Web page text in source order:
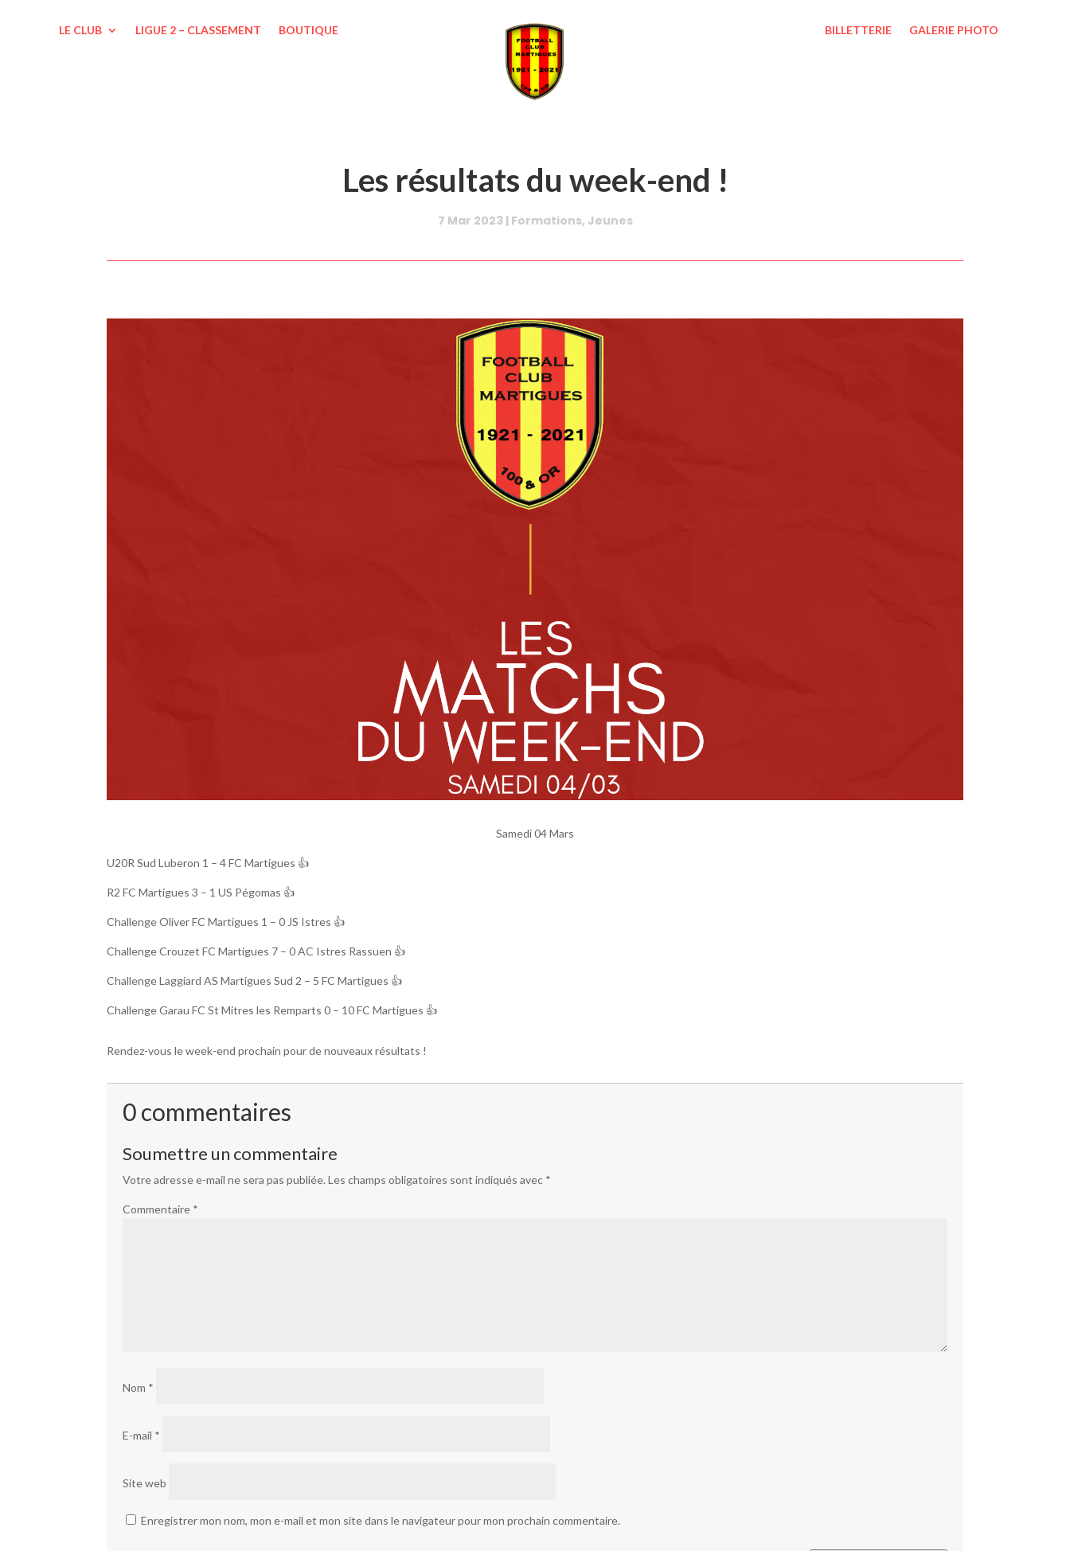
LE CLUB LIGUE 2 – CLASSEMENT BOUTIQUE BILLETTERIE GALERIE PHOTO
Les résultats du week-end !
7 Mar 2023 | Formations, Jeunes
Samedi 04 Mars
U20R Sud Luberon 1 – 4 FC Martigues 👍
R2 FC Martigues 3 – 1 US Pégomas 👍
Challenge Oliver FC Martigues 1 – 0 JS Istres 👍
Challenge Crouzet FC Martigues 7 – 0 AC Istres Rassuen 👍
Challenge Laggiard AS Martigues Sud 2 – 5 FC Martigues 👍
Challenge Garau FC St Mitres les Remparts 0 – 10 FC Martigues 👍
Rendez-vous le week-end prochain pour de nouveaux résultats !
0 commentaires
Soumettre un commentaire
Votre adresse e-mail ne sera pas publiée. Les champs obligatoires sont indiqués avec *
Commentaire *
Nom *
E-mail *
Site web
Enregistrer mon nom, mon e-mail et mon site dans le navigateur pour mon prochain commentaire.